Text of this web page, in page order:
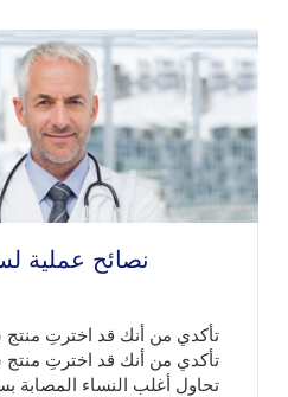
نصائح عملية
تأكدي من أنك قد اخترتِ منتج
تأكدي من أنك قد اخترتِ منتج
تحاول أغلب النساء المصابة